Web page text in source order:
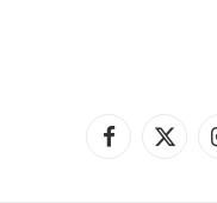
Facebook
X